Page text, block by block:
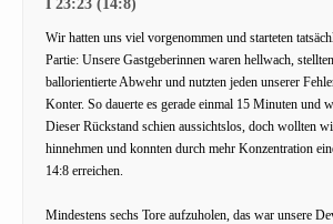
I 23:23 (14:8)
Wir hatten uns viel vorgenommen und starteten
Partie: Unsere Gastgeberinnen waren hellwach,
ballorientierte Abwehr und nutzten jeden unserer
Konter. So dauerte es gerade einmal 15 Minuten und
Dieser Rückstand schien aussichtslos, doch wollten
hinnehmen und konnten durch mehr Konzentration
14:8 erreichen.
Mindestens sechs Tore aufzuholen, das war unsere